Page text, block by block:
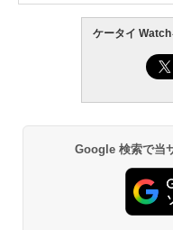
ケータイ
Google 検索で当